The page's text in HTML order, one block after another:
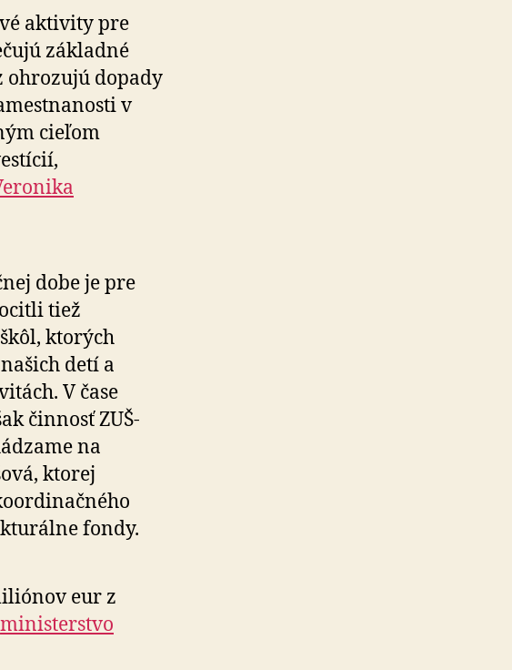
aktivity pre
základné
ohrozujú dopady
v
cieľom
dobe je pre
tiež
ktorých
detí a
V čase
činnosť ZUŠ-
na
ktorej
fondy.
eur z
ministerstvo